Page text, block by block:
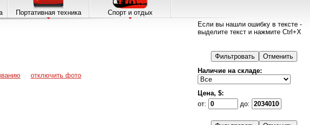
Портативная техника Спорт и отдых
отключить фото
Если вы нашли ошибку в тексте -
выделите текст и нажмите Ctrl+X
Наличие на складе:
Цена, $:
от:
до: